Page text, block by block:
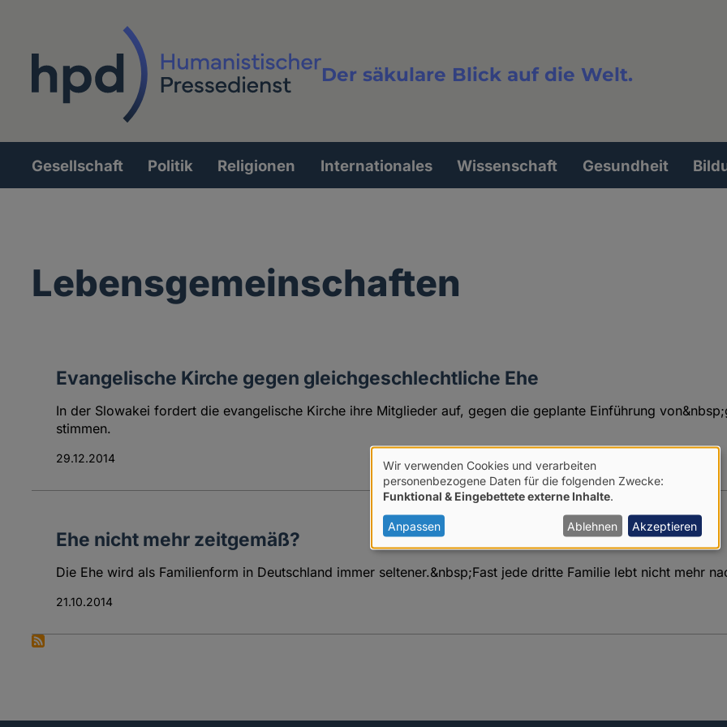
Der säkulare Blick auf die Welt.
Volltextsuche
Hauptnavigation
Gesellschaft Politik Religionen Internationales Wissenschaft Gesundheit
Lebensgemeinschaften
Evangelische Kirche gegen gleichgeschlechtliche Ehe
In der Slowakei fordert die evangelische Kirche ihre Mitglieder auf, gegen die geplante Einführung
stimmen.
29.12.2014
Ehe nicht mehr zeitgemäß?
Die Ehe wird als Familienform in Deutschland immer seltener.&nbsp;Fast jede dritte Familie lebt nicht mehr
21.10.2014
Verwendung
von
personenbezogenen
Daten
und
Wir verwenden Cookies und verarbeiten
personenbezogene Daten für die folgenden Zwecke:
Funktional & Eingebettete externe Inhalte.
Anpassen Ablehnen Akzeptieren